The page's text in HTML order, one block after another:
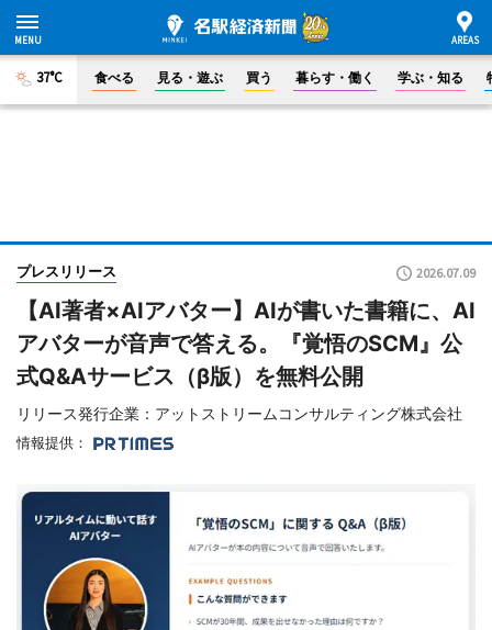
37°C 食べる 見る・遊ぶ 買う 暮らす・働く 学ぶ・知る
プレスリリース 2026.07.09
【AI著者×AIアバター】AIが書いた書籍に、AI
アバターが音声で答える。『覚悟のSCM』公
式Q&Aサービス（β版）を無料公開
リリース発行企業：アットストリームコンサルティング株式会社
情報提供：